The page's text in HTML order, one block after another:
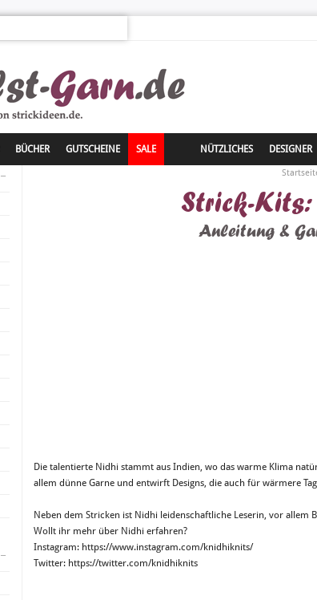
BÜCHER GUTSCHEINE SALE NÜTZLICHES DESIGNER
Strick-
Anleitung &
Die talentierte Nidhi stammt aus Indien, wo das warme Klima
allem dünne Garne und entwirft Designs, die auch für wärmere
Neben dem Stricken ist Nidhi leidenschaftliche Leserin, vor allem
Wollt ihr mehr über Nidhi erfahren?
Instagram: https://www.instagram.com/knidhiknits/
Twitter: https://twitter.com/knidhiknits